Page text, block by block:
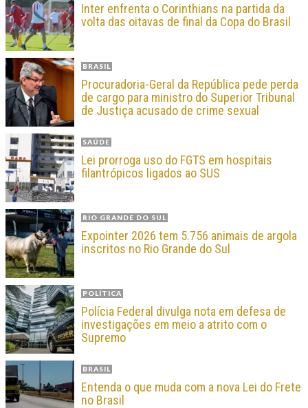
Inter enfrenta o Corinthians na partida da
volta das oitavas de final da Copa do Brasil
BRASIL
Procuradoria-Geral da República pede perda
de cargo para ministro do Superior Tribunal
de Justiça acusado de crime sexual
SAÚDE
Lei prorroga uso do FGTS em hospitais
filantrópicos ligados ao SUS
RIO GRANDE DO SUL
Expointer 2026 tem 5.756 animais de argola
inscritos no Rio Grande do Sul
POLÍTICA
Polícia Federal divulga nota em defesa de
investigações em meio a atrito com o
Supremo
BRASIL
Entenda o que muda com a nova Lei do Frete
no Brasil